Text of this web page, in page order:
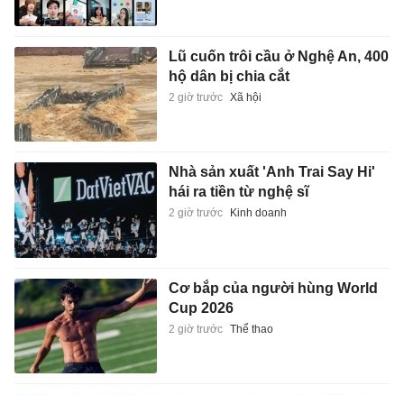
Lũ cuốn trôi cầu ở Nghệ An, 400
hộ dân bị chia cắt
2 giờ trước Xã hội
Nhà sản xuất 'Anh Trai Say Hi'
hái ra tiền từ nghệ sĩ
2 giờ trước Kinh doanh
Cơ bắp của người hùng World
Cup 2026
2 giờ trước Thể thao